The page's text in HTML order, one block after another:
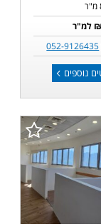
052-9126435
נוספים